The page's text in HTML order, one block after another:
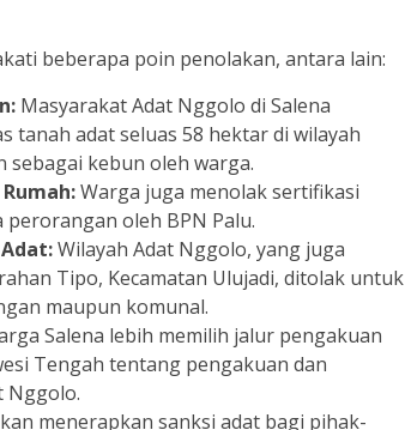
beberapa poin penolakan, antara lain:
Masyarakat Adat Nggolo di Salena
tanah adat seluas 58 hektar di wilayah
sebagai kebun oleh warga.
Warga juga menolak sertifikasi
oleh BPN Palu.
Wilayah Adat Nggolo, yang juga
Tipo, Kecamatan Ulujadi, ditolak untuk
maupun komunal.
Salena lebih memilih jalur pengakuan
Tengah tentang pengakuan dan
Nggolo.
menerapkan sanksi adat bagi pihak-